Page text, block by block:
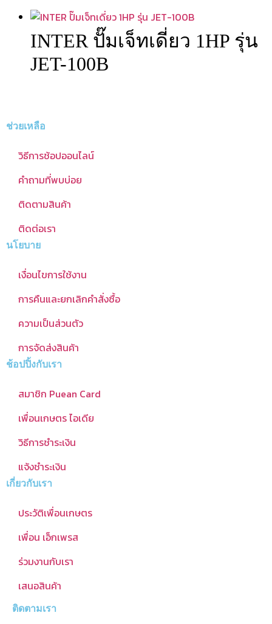
INTER ปั๊มเจ็ทเดี่ยว 1HP รุ่น
JET-100B
ช่วยเหลือ
วิธีการช้อปออนไลน์
คำถามที่พบบ่อย
ติดตามสินค้า
ติดต่อเรา
นโยบาย
เงื่อนไขการใช้งาน
การคืนและยกเลิกคำสั่งซื้อ
ความเป็นส่วนตัว
การจัดส่งสินค้า
ช้อปปิ้งกับเรา
สมาชิก Puean Card
เพื่อนเกษตร ไอเดีย
วิธีการชำระเงิน
แจ้งชำระเงิน
เกี่ยวกับเรา
ประวัติเพื่อนเกษตร
เพื่อน เอ็กเพรส
ร่วมงานกับเรา
เสนอสินค้า
ติดตามเรา